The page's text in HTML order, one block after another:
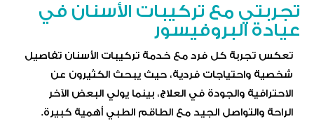
تجربتي مع تركيبات الأسنان في
عيادة البروفيسور
تعكس تجربة كل فرد مع خدمة تركيبات الأسنان تفاصيل
شخصية واحتياجات فردية، حيث يبحث الكثيرون عن
الاحترافية والجودة في العلاج، بينما يولي البعض الآخر
الراحة والتواصل الجيد مع الطاقم الطبي أهمية كبيرة.